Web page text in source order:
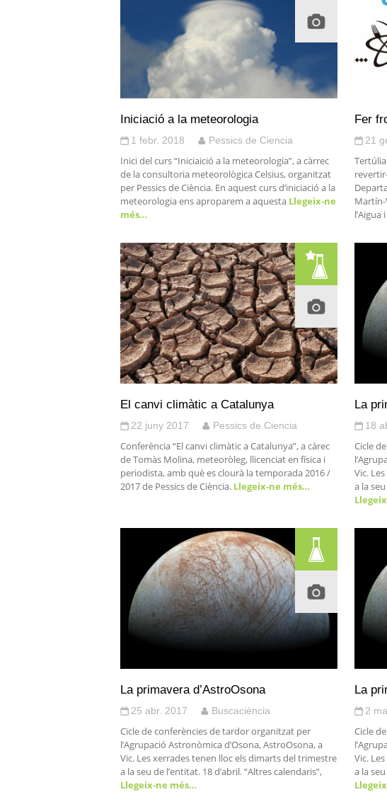
Iniciació a la meteorologia
1 febr. 2018 Pessics de Ciencia
Inici del curs “Iniciaició a la meteorologia”, a càrrec
de la consultoria meteorològica Celsius, organitzat
per Pessics de Ciència. En aquest curs d’iniciació a la
meteorologia ens aproparem a aquesta Llegeix-ne
més…
Fer
21
Martín-
l’Aigua i
El canvi climàtic a Catalunya
22 juny 2017 Pessics de Ciencia
Conferència “El canvi climàtic a Catalunya”, a càrec
de Tomàs Molina, meteoròleg, llicenciat en física i
periodista, amb què es clourà la temporada 2016 /
2017 de Pessics de Ciència. Llegeix-ne més…
La
18
Cicle
Vic.
a la
La primavera d’AstroOsona
25 abr. 2017 Buscaciència
Cicle de conferències de tardor organitzat per
l’Agrupació Astronòmica d’Osona, AstroOsona, a
Vic. Les xerrades tenen lloc els dimarts del trimestre
a la seu de l’entitat. 18 d’abril. “Altres calendaris”,
Llegeix-ne més…
La
2
Cicle
Vic.
a la